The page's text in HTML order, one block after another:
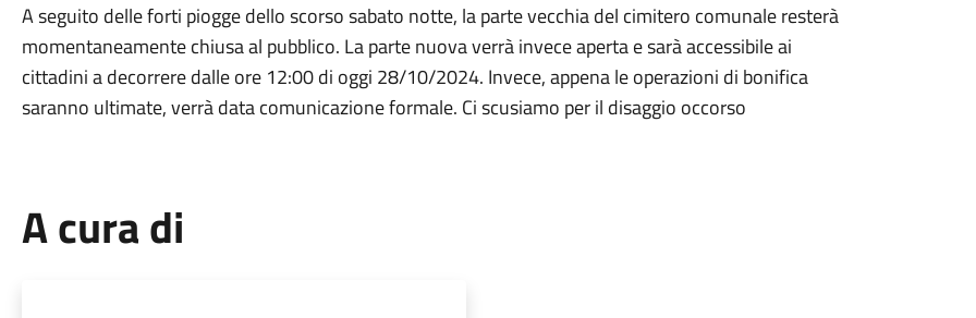
A seguito delle forti piogge dello scorso sabato notte, la parte vecchia del cimitero comunale resterà
momentaneamente chiusa al pubblico. La parte nuova verrà invece aperta e sarà accessibile ai
cittadini a decorrere dalle ore 12:00 di oggi 28/10/2024. Invece, appena le operazioni di bonifica
saranno ultimate, verrà data comunicazione formale. Ci scusiamo per il disaggio occorso
A cura di